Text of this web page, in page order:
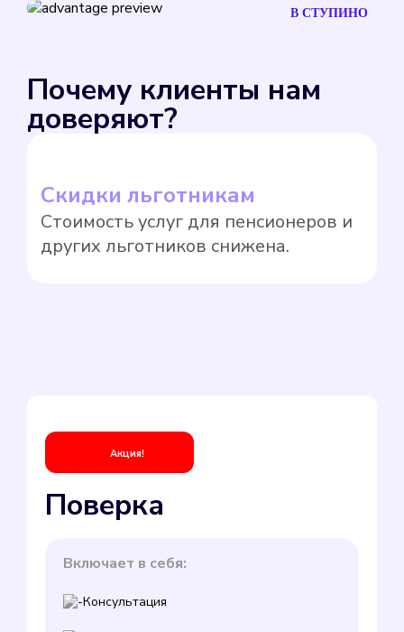
В СТУПИНО
Почему клиенты нам
доверяют?
Скидки льготникам
Стоимость услуг для пенсионеров и
других льготников снижена.
Акция!
Поверка
Включает в себя:
Консультация